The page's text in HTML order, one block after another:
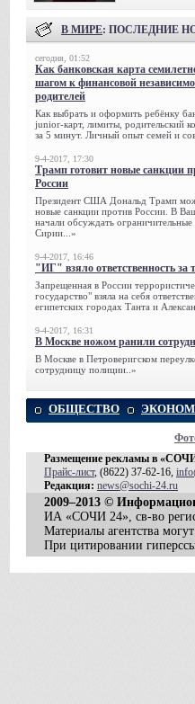
В МИРЕ: ПОСЛЕДНИЕ
сегодня, 01:52
Как банковская карта
шагом к финансовой
родителей
Как выбрать и оформить ребёнку
junior-карт, лимиты, родительский
за 5 минут. Личный опыт семей и
9-4-2017, 17:30
Трамп готовит новые санкции
России
Президент США Дональд Трамп
новые санкции против России. В
начали обсуждать
Сирии...»
9-4-2017, 16:46
"ИГ" взяло ответственность за
Запрещенная в России
государство" взяла на себя
египетских городах Танта и
9-4-2017, 16:31
В Москве ножом ранили
В Москве в Петроверигском
сотрудницу полиции..»
ОБЩЕСТВО
Размещение рекламы в
Прайс-лист, (8622) 37-62-16,
Редакция: news@sochi-24.ru
2009–2013 ©
ИА «СОЧИ 24», св-во
Материалы агентства
При цитировании